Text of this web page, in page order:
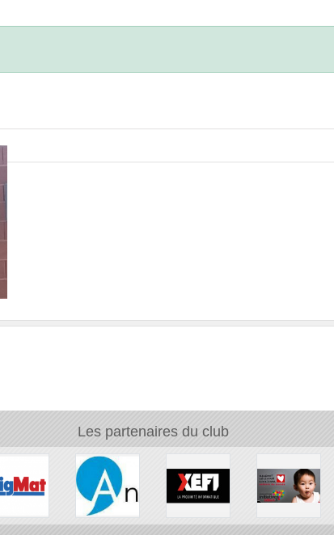
Les partenaires du club